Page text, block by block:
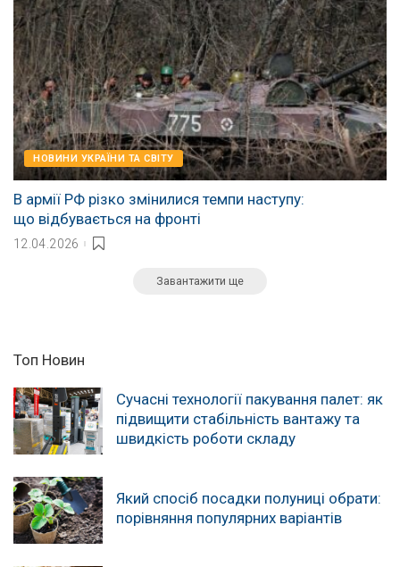
НОВИНИ УКРАЇНИ ТА СВІТУ
В армії РФ різко змінилися темпи наступу:
що відбувається на фронті
12.04.2026
Завантажити ще
Топ Новин
Сучасні технології пакування палет: як
підвищити стабільність вантажу та
швидкість роботи складу
Який спосіб посадки полуниці обрати:
порівняння популярних варіантів